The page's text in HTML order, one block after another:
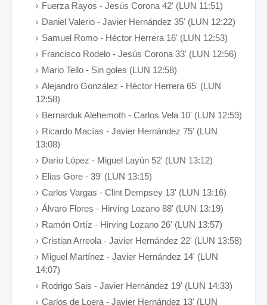
Fuerza Rayos - Jesús Corona 42' (LUN 11:51)
Daniel Valerio - Javier Hernández 35' (LUN 12:22)
Samuel Romo - Héctor Herrera 16' (LUN 12:53)
Francisco Rodelo - Jesús Corona 33' (LUN 12:56)
Mario Tello - Sin goles (LUN 12:58)
Alejandro González - Héctor Herrera 65' (LUN
12:58)
Bernarduk Alehemoth - Carlos Vela 10' (LUN 12:59)
Ricardo Macías - Javier Hernández 75' (LUN
13:08)
Darío López - Miguel Layún 52' (LUN 13:12)
Elias Gore - 39' (LUN 13:15)
Carlos Vargas - Clint Dempsey 13' (LUN 13:16)
Álvaro Flores - Hirving Lozano 88' (LUN 13:19)
Ramón Ortíz - Hirving Lozano 26' (LUN 13:57)
Cristian Arreola - Javier Hernández 22' (LUN 13:58)
Miguel Martínez - Javier Hernández 14' (LUN
14:07)
Rodrigo Sais - Javier Hernández 19' (LUN 14:33)
Carlos de Loera - Javier Hernández 13' (LUN